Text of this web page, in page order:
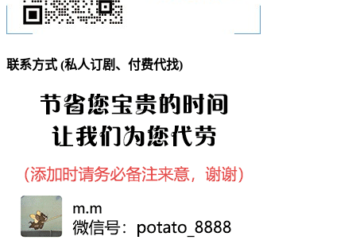
联系方式 (私人订剧、付费代找)